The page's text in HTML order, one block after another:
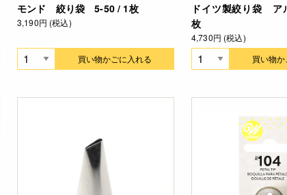
モンド 絞り袋 5-50 / 1枚
3,190円 (税込)
買い物かごに入れる
ドイツ製絞り袋
枚
4,730円 (税込)
買い物